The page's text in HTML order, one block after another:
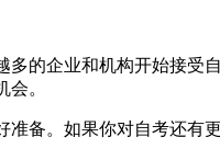
的企业和机构开始接受
。
备。如果你对自考还有